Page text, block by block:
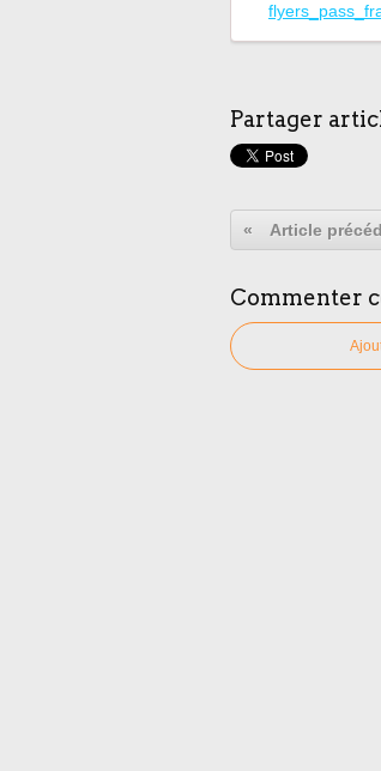
Partager
« Article
Commenter